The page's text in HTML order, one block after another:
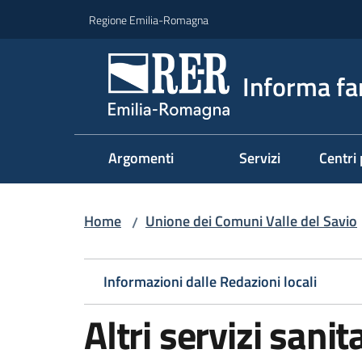
Regione Emilia-Romagna
Informa
Argomenti Servizi Centri
Home / Unione dei Comuni Valle del Savio
Informazioni dalle Redazioni locali
Altri servizi